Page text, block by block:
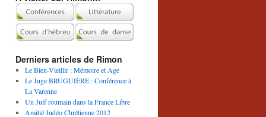
Derniers articles de Rimon
Le Bien-Vieillir : Mémoire et Age
Le Juge BRUGUIÈRE : Conférence à
La Varenne
Un Juif roumain dans la France Libre
Amitié Judéo Chrétienne 2012